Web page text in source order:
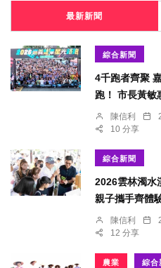
最新新聞
綜合新聞
4千跑者齊聚
跑！ 市長黃敏
陳信利
10 分享
綜合新聞
2026雲林濁水
親子攜手齊體
陳信利
12 分享
農業 綜合